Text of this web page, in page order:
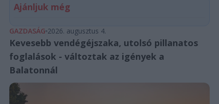
Ajánljuk még
GAZDASÁG 2026. augusztus 4.
Kevesebb vendégéjszaka, utolsó pillanatos
foglalások - változtak az igények a
Balatonnál